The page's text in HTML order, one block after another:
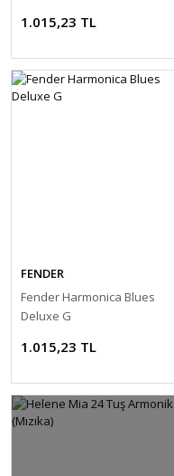
1.015,23 TL
FENDER
Fender Harmonica Blues
Deluxe G
1.015,23 TL